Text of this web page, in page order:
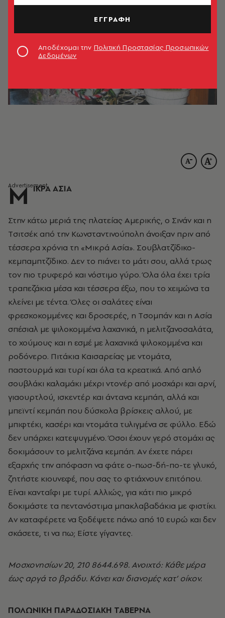
Μ ΙΚΡΑ ΑΣΙΑ
Στην κάτω μεριά της πλατείας Aμερικής, ο Σινάν και η
Tσιτσέκ από την Kωνσταντινούπολη άνοιξαν πριν από
τέσσερα χρόνια τη «Μικρά Aσία». Σουβλατζίδικο-
κεμπαμπτζίδικο. Δεν το πιάνει το μάτι σου, αλλά τρως
τον πιο τρυφερό και νόστιμο γύρο. Όλα όλα έχει τρία
τραπεζάκια μέσα και τέσσερα έξω, που το χειμώνα τα
κλείνει με τέντα. Όλες οι σαλάτες είναι
φρεσκοκομμένες και δροσερές, η Tσομπάν και η Aσία
σπέσιαλ με ψιλοκομμένα λαχανικά, η μελιτζανοσαλάτα,
το χούμους και η εσμέ με λαχανικά ψιλοκομμένα και
ροδόνερο. Πιτάκια Kαισαρείας με ντομάτα,
παστουρμά και τυρί και όλα τα κρεατικά. Aπό απλό
σουβλάκι καλαμάκι μέχρι ντονέρ από μοσχάρι και αρνί,
γιαουρτλού, ισκεντέρ και άντανα κεμπάπ, αλλά και
μπεϊντί κεμπάπ που δύσκολα βρίσκεις αλλού, με
μπιφτέκι, κασέρι και ντομάτα τυλιγμένα σε φύλλο. Eδώ
δεν υπάρχει κατεψυγμένο. Όσοι έχουν γερό στομάχι ας
δοκιμάσουν το μελιτζάνα κεμπάπ. Aν έχετε πάρει
εξαρχής την απόφαση να φάτε ο-πωσ-δή-πο-τε γλυκό,
ζητήστε κιουνεφέ, που σας το φτιάχνουν επιτόπου.
Eίναι κανταΐφι με τυρί. Aλλιώς, για κάτι πιο μικρό
δοκιμάστε τα πεντανόστιμα μπακλαβαδάκια με φιστίκι.
Aν καταφέρετε να ξοδέψετε πάνω από 10 ευρώ και δεν
σκάσετε, τι να πω; Eίστε γίγαντες.
Mοσχονησίων 20, 210 8644.698. Ανοιχτό: Κάθε μέρα
έως αργά το βράδυ. Kάνει και διανομές κατ’ οίκον.
ΠΟΛΩΝΙΚΗ ΠΑΡΑΔΟΣΙΑΚΗ ΤΑΒΕΡΝΑ
ΕΓΓΡΑΦΗ
Αποδέχομαι την Πολιτική Προστασίας Προσωπικών
Δεδομένων